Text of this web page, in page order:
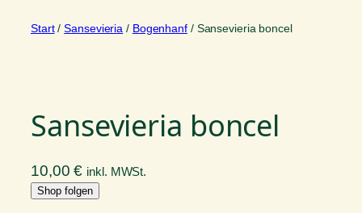
Start/Sansevieria / Bogenhanf/ Sansevieria boncel
Sansevieria boncel
10,00€ inkl. MWSt.
Shop folgen